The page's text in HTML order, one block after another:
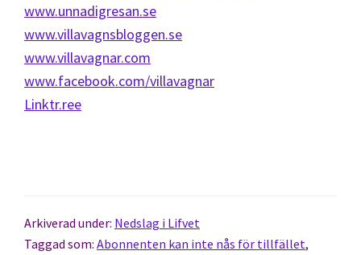
www.unnadigresan.se
www.villavagnsbloggen.se
www.villavagnar.com
www.facebook.com/villavagnar
Linktr.ree
Arkiverad under: Nedslag i Lifvet
Taggad som: Abonnenten kan inte nås för tillfället,